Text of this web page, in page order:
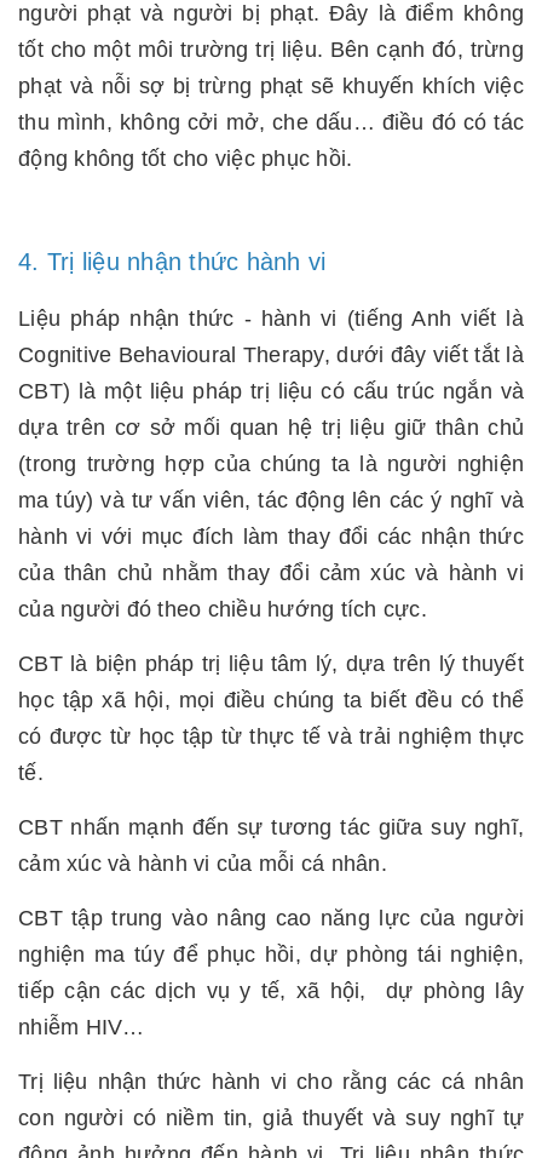
người phạt và người bị phạt. Đây là điểm không
tốt cho một môi trường trị liệu. Bên cạnh đó, trừng
phạt và nỗi sợ bị trừng phạt sẽ khuyến khích việc
thu mình, không cởi mở, che dấu… điều đó có tác
động không tốt cho việc phục hồi.
4. Trị liệu nhận thức hành vi
Liệu pháp nhận thức - hành vi (tiếng Anh viết là
Cognitive Behavioural Therapy, dưới đây viết tắt là
CBT) là một liệu pháp trị liệu có cấu trúc ngắn và
dựa trên cơ sở mối quan hệ trị liệu giữ thân chủ
(trong trường hợp của chúng ta là người nghiện
ma túy) và tư vấn viên, tác động lên các ý nghĩ và
hành vi với mục đích làm thay đổi các nhận thức
của thân chủ nhằm thay đổi cảm xúc và hành vi
của người đó theo chiều hướng tích cực.
CBT là biện pháp trị liệu tâm lý, dựa trên lý thuyết
học tập xã hội, mọi điều chúng ta biết đều có thể
có được từ học tập từ thực tế và trải nghiệm thực
tế.
CBT nhấn mạnh đến sự tương tác giữa suy nghĩ,
cảm xúc và hành vi của mỗi cá nhân.
CBT tập trung vào nâng cao năng lực của người
nghiện ma túy để phục hồi, dự phòng tái nghiện,
tiếp cận các dịch vụ y tế, xã hội, dự phòng lây
nhiễm HIV…
Trị liệu nhận thức hành vi cho rằng các cá nhân
con người có niềm tin, giả thuyết và suy nghĩ tự